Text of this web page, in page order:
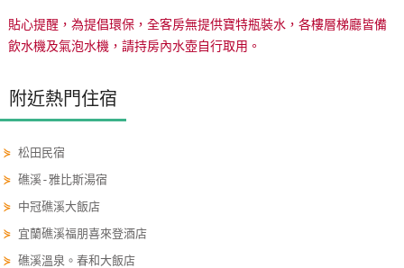
滿
意
單
管
會
貼心提醒，為提倡環保，全客房無提供寶特瓶裝水，各樓層梯廳皆備
飲水機及氣泡水機，請持房內水壺自行取用。
附近熱門住宿
⋟松田民宿
⋟礁溪-雅比斯湯宿
⋟ 中冠礁溪大飯店
⋟ 宜蘭礁溪福朋喜來登酒店
⋟礁溪溫泉。春和大飯店